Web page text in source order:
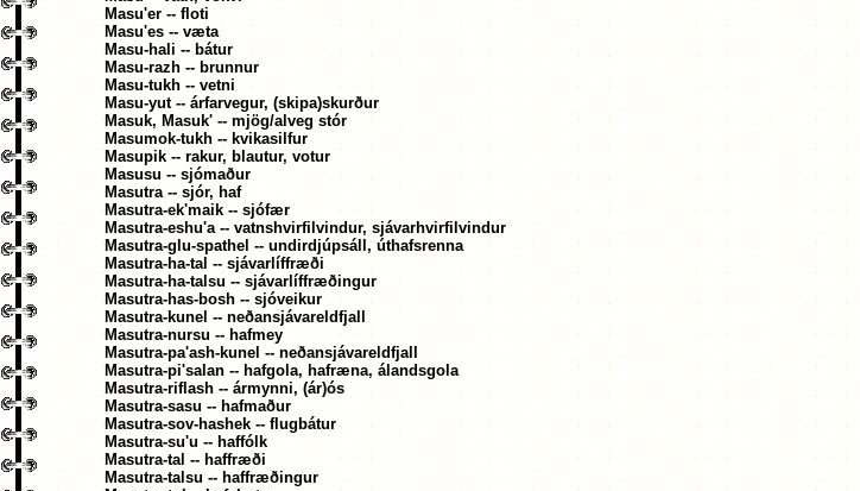
Masu'er -- floti
Masu'es -- væta
Masu-hali -- bátur
Masu-razh -- brunnur
Masu-tukh -- vetni
Masu-yut -- árfarvegur, (skipa)skurður
Masuk, Masuk' -- mjög/alveg stór
Masumok-tukh -- kvikasilfur
Masupik -- rakur, blautur, votur
Masusu -- sjómaður
Masutra -- sjór, haf
Masutra-ek'maik -- sjófær
Masutra-eshu'a -- vatnshvirfilvindur, sjávarhvirfilvindur
Masutra-glu-spathel -- undirdjúpsáll, úthafsrenna
Masutra-ha-tal -- sjávarlíffræði
Masutra-ha-talsu -- sjávarlíffræðingur
Masutra-has-bosh -- sjóveikur
Masutra-kunel -- neðansjávareldfjall
Masutra-nursu -- hafmey
Masutra-pa'ash-kunel -- neðansjávareldfjall
Masutra-pi'salan -- hafgola, hafræna, álandsgola
Masutra-riflash -- ármynni, (ár)ós
Masutra-sasu -- hafmaður
Masutra-sov-hashek -- flugbátur
Masutra-su'u -- haffólk
Masutra-tal -- haffræði
Masutra-talsu -- haffræðingur